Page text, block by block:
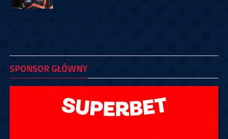
SPONSOR GŁÓWNY